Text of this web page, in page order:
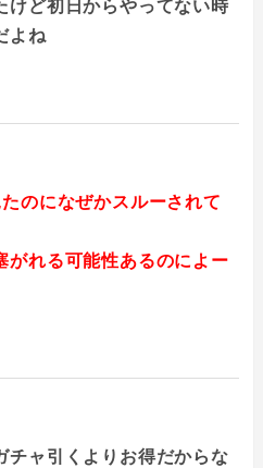
けど初日からやってない時
よね
のになぜかスルーされて
がれる可能性あるのによー
チャ引くよりお得だからな